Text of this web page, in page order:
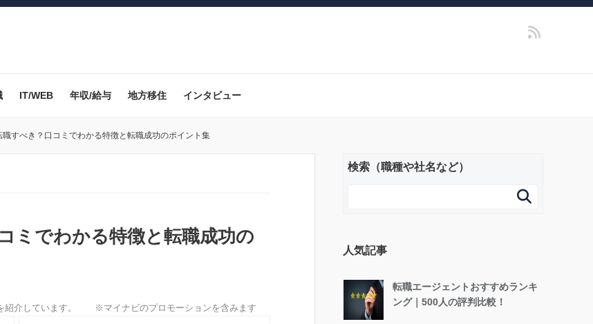
IT/WEB 年収/給与 地方移住 インタビュー
職すべき？口コミでわかる特徴と転職成功のポイント集
ミでわかる特徴と転職成功の
検索（職種や社名など）

人気記事
転職エージェントおすすめランキ
ング｜500人の評判比較！